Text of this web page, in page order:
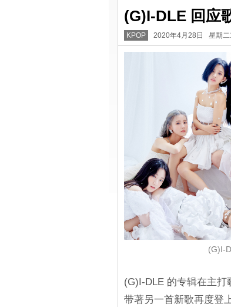
(G)I-DLE 回应
KPOP 2020年4月28日 星期
(G)I-
(G)I-DLE 的专辑在主
带著另一首新歌再度登